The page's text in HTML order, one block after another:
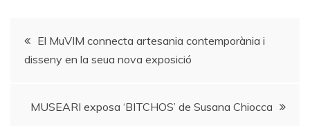
Navegación
entradas
El MuVIM connecta artesania contemporània i
disseny en la seua nova exposició
MUSEARI exposa ‘BITCHOS’ de Susana Chiocca